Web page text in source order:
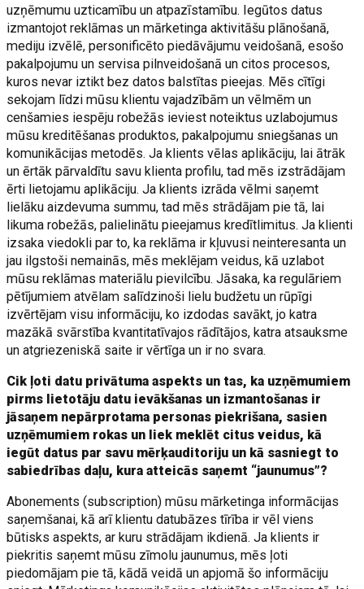
uzņēmumu uzticamību un atpazīstamību. Iegūtos datus
izmantojot reklāmas un mārketinga aktivitāšu plānošanā,
mediju izvēlē, personificēto piedāvājumu veidošanā, esošo
pakalpojumu un servisa pilnveidošanā un citos procesos,
kuros nevar iztikt bez datos balstītas pieejas. Mēs cītīgi
sekojam līdzi mūsu klientu vajadzībām un vēlmēm un
cenšamies iespēju robežās ieviest noteiktus uzlabojumus
mūsu kreditēšanas produktos, pakalpojumu sniegšanas un
komunikācijas metodēs. Ja klients vēlas aplikāciju, lai ātrāk
un ērtāk pārvaldītu savu klienta profilu, tad mēs izstrādājam
ērti lietojamu aplikāciju. Ja klients izrāda vēlmi saņemt
lielāku aizdevuma summu, tad mēs strādājam pie tā, lai
likuma robežās, palielinātu pieejamus kredītlimitus. Ja klienti
izsaka viedokli par to, ka reklāma ir kļuvusi neinteresanta un
jau ilgstoši nemainās, mēs meklējam veidus, kā uzlabot
mūsu reklāmas materiālu pievilcību. Jāsaka, ka regulāriem
pētījumiem atvēlam salīdzinoši lielu budžetu un rūpīgi
izvērtējam visu informāciju, ko izdodas savākt, jo katra
mazākā svārstība kvantitatīvajos rādītājos, katra atsauksme
un atgriezeniskā saite ir vērtīga un ir no svara.
Cik ļoti datu privātuma aspekts un tas, ka uzņēmumiem
pirms lietotāju datu ievākšanas un izmantošanas ir
jāsaņem nepārprotama personas piekrišana, sasien
uzņēmumiem rokas un liek meklēt citus veidus, kā
iegūt datus par savu mērķauditoriju un kā sasniegt to
sabiedrības daļu, kura atteicās saņemt “jaunumus”?
Abonements (subscription) mūsu mārketinga informācijas
saņemšanai, kā arī klientu datubāzes tīrība ir vēl viens
būtisks aspekts, ar kuru strādājam ikdienā. Ja klients ir
piekritis saņemt mūsu zīmolu jaunumus, mēs ļoti
piedomājam pie tā, kādā veidā un apjomā šo informāciju